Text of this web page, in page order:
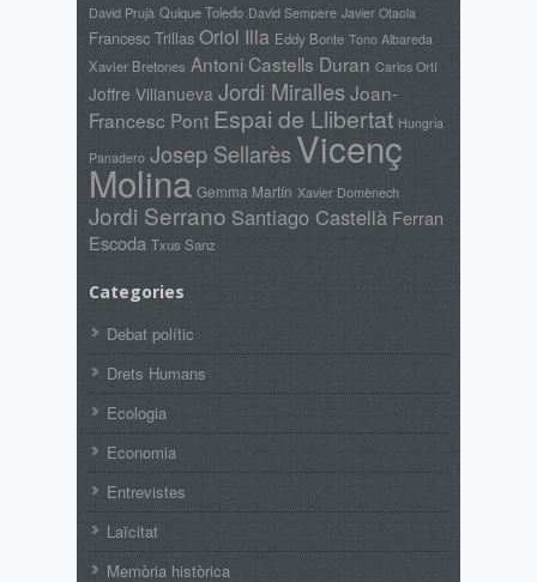
David Prujà Quique Toledo David Sempere Javier Otaola
Francesc Trillas Oriol Illa Eddy Bonte Tono Albareda
Xavier Bretones Antoni Castells Duran Carlos Ortí
Joffre Villanueva Jordi MirallesJoan-
Francesc Pont Espai de Llibertat Hungria
Panadero Josep SellarèsVicenç
Molina Gemma Martín Xavier Domènech
Jordi Serrano Santiago Castellà Ferran
Escoda Txus Sanz
Categories
Debat polític
Drets Humans
Ecologia
Economia
Entrevistes
Laïcitat
Memòria històrica